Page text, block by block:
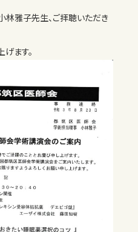
林雅子先生、ご拝聴いただき
ます。